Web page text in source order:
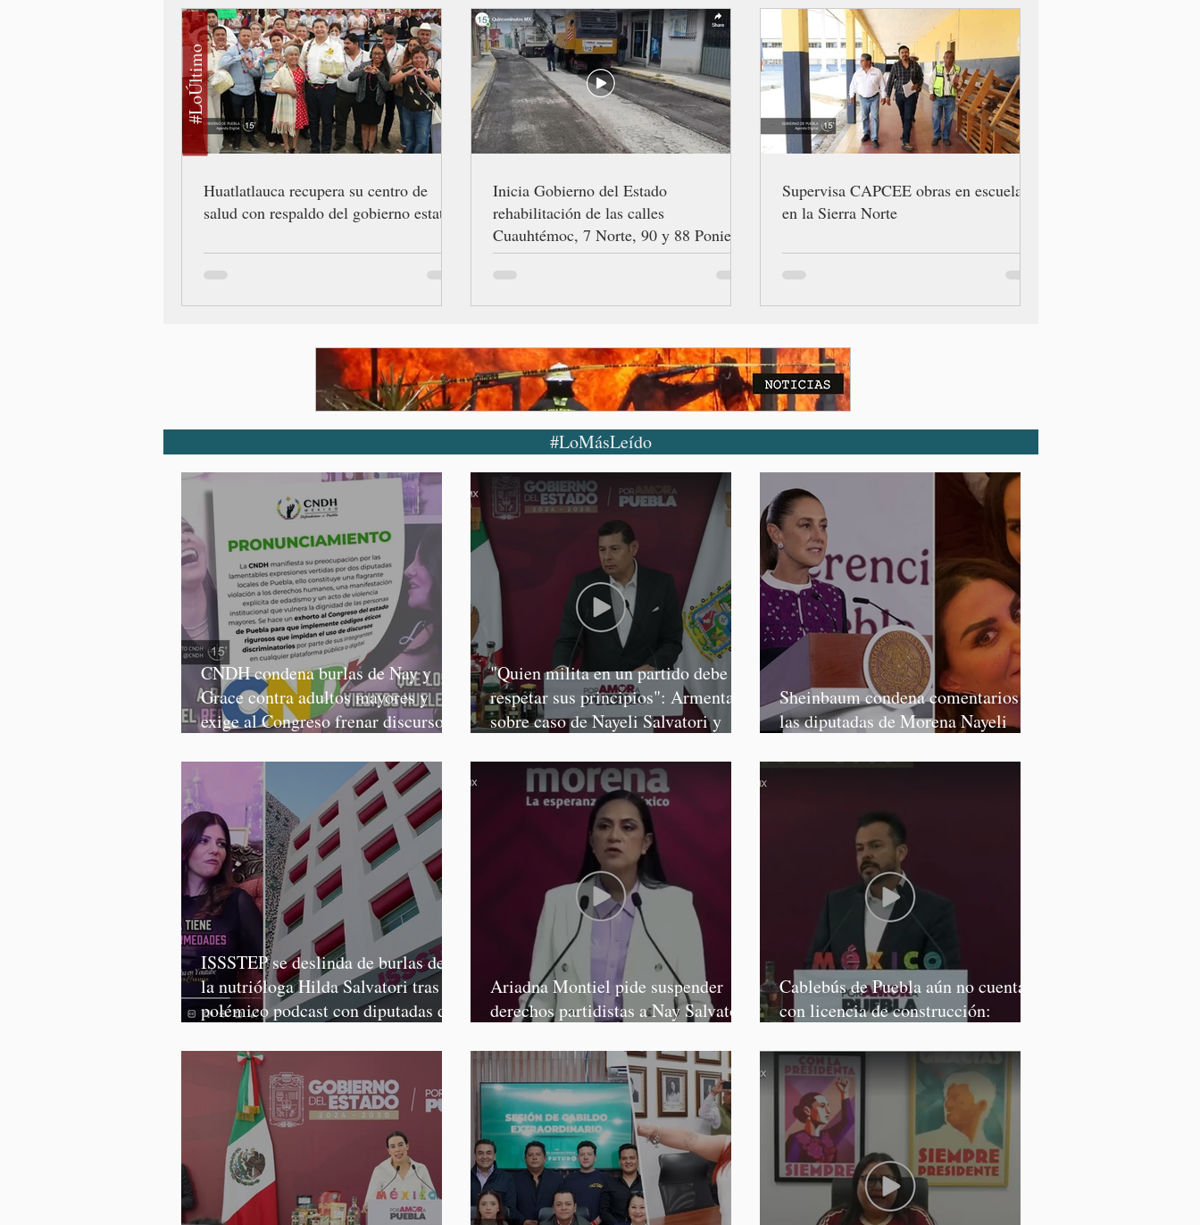
Huatlatlauca recupera su centro de
salud con respaldo del gobierno estatal
Inicia Gobierno del Estado
rehabilitación de las calles
Cuauhtémoc, 7 Norte, 90 y 88 Poniente
Supervisa CAPCEE obras en escuelas
en la Sierra Norte
#LoÚltimo
#LoMásLeído
CNDH condena burlas de Nay y
Grace contra adultos mayores y
exige al Congreso frenar discursos
"Quien milita en un partido debe
respetar sus principios": Armenta,
sobre caso de Nayeli Salvatori y
Sheinbaum condena comentarios de
las diputadas de Morena Nayeli
ISSSTEP se deslinda de burlas de
la nutrióloga Hilda Salvatori tras
polémico podcast con diputadas de
Ariadna Montiel pide suspender
derechos partidistas a Nay Salvatori
Cablebús de Puebla aún no cuenta
con licencia de construcción: